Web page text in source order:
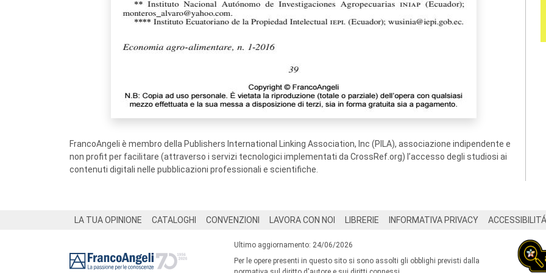
FrancoAngeli è membro della Publishers International Linking Association, Inc (PILA), associazione indipendente e
non profit per facilitare (attraverso i servizi tecnologici implementati da CrossRef.org) l’accesso degli studiosi ai
contenuti digitali nelle pubblicazioni professionali e scientifiche.
LA TUA OPINIONE CATALOGHI CONVENZIONI LAVORA CON NOI LIBRERIE INFORMATIVA PRIVACY ACCESSIBILITÁ
Ultimo aggiornamento: 24/06/2026
Per le opere presenti in questo sito si sono assolti gli obblighi previsti dalla